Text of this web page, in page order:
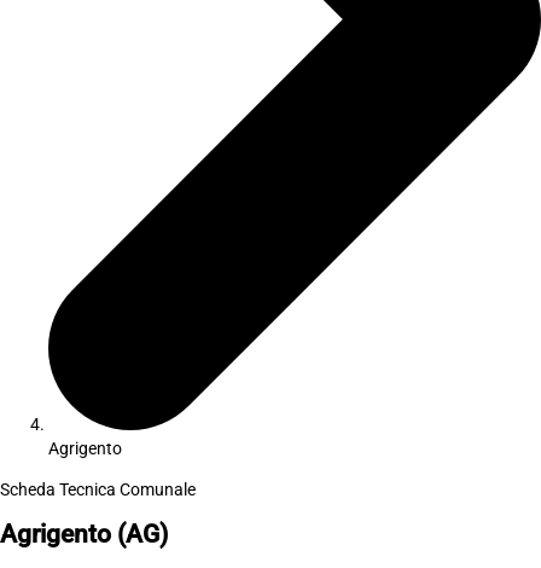
Agrigento
Scheda Tecnica Comunale
Agrigento (AG)